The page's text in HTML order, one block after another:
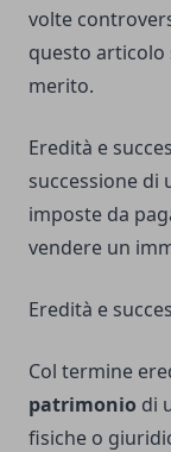
volte
questo articolo
merito.
Eredità e
successione di
imposte da
vendere un
Eredità e
Col termine
patrimonio di
fisiche o